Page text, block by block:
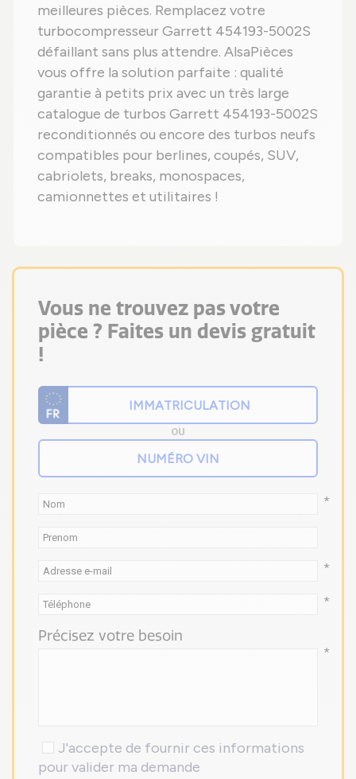
meilleures pièces. Remplacez votre
turbocompresseur Garrett 454193-5002S
défaillant sans plus attendre. AlsaPièces
vous offre la solution parfaite : qualité
garantie à petits prix avec un très large
catalogue de turbos Garrett 454193-5002S
reconditionnés ou encore des turbos neufs
compatibles pour berlines, coupés, SUV,
cabriolets, breaks, monospaces,
camionnettes et utilitaires !
Vous ne trouvez pas votre
pièce ? Faites un devis gratuit
!
OU
*
*
*
Précisez votre besoin
*
J'accepte de fournir ces informations
pour valider ma demande